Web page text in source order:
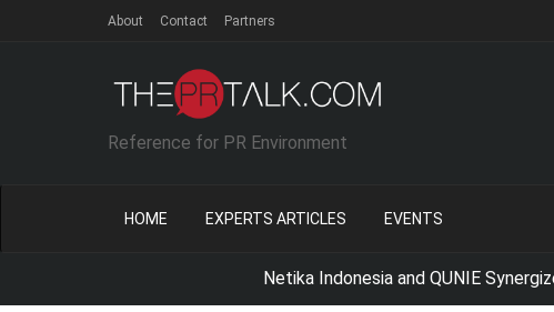
About Contact Partners
Reference for PR Environment
HOME EXPERTS ARTICLES EVENTS
Netika Indonesia and QUNIE Synergize with